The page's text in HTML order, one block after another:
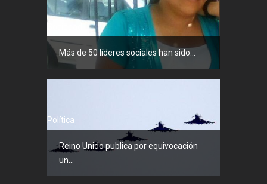
Más de 50 líderes sociales han sido...
Política
Reino Unido publica por equivocación
un...